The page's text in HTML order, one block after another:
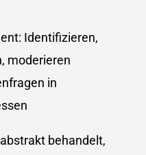
Identifizieren,
moderieren
in
behandelt,